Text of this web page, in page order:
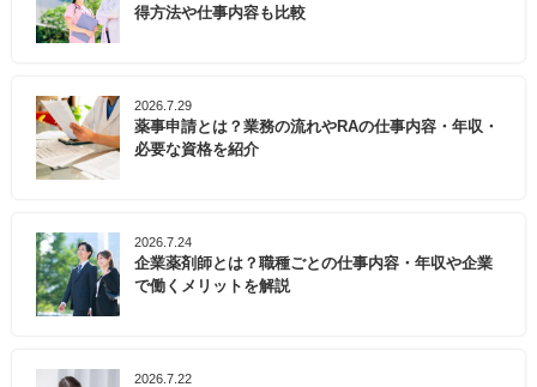
得方法や仕事内容も比較
2026.7.29
薬事申請とは？業務の流れやRAの仕事内容・年収・
必要な資格を紹介
2026.7.24
企業薬剤師とは？職種ごとの仕事内容・年収や企業
で働くメリットを解説
2026.7.22